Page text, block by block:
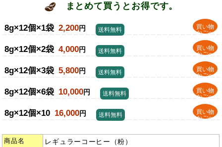
まとめて買うとお得です。
8g×12個×1袋 2,200円
買い物
かごへ
送料無料
8g×12個×2袋 4,000円
買い物
かごへ
送料無料
8g×12個×3袋 5,800円
買い物
かごへ
送料無料
8g×12個×6袋 10,000円
買い物
かごへ
送料無料
8g×12個×10 16,000円
買い物
かごへ
送料無料
商品名 レギュラーコーヒー（粉）